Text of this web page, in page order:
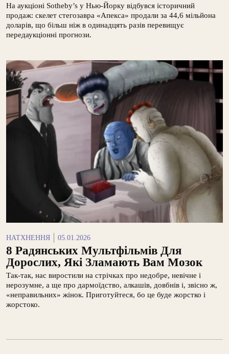
На аукціоні Sotheby’s у Нью-Йорку відбувся історичний
продаж: скелет стегозавра «Апекса» продали за 44,6 мільйона
доларів, що більш ніж в одинадцять разів перевищує
передаукціонні прогнози.
НАТХНЕННЯ 05.01.2026
8 Радянських Мультфільмів Для
Дорослих, Які Зламають Вам Мозок
Так-так, нас виростили на стрічках про недобре, невічне і
нерозумне, а ще про дармоїдство, алкашів, довбнів і, звісно ж,
«неправильних» жінок. Приготуйтеся, бо це буде жорстко і
жорстоко.